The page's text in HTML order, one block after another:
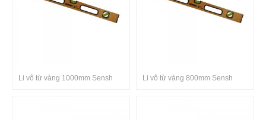
Li vô từ vàng 1000mm Sensh Li vô từ vàng 800mm Sensh